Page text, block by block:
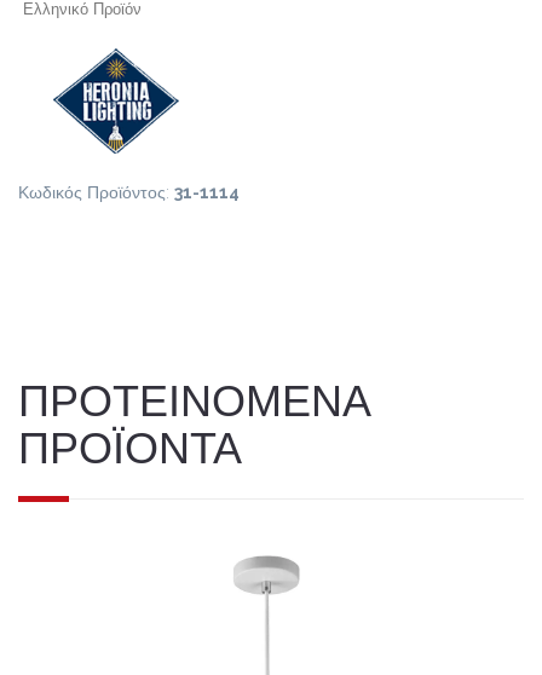
Ελληνικό Προϊόν
Κωδικός Προϊόντος: 31-1114
ΠΡΟΤΕΙΝΟΜΕΝΑ
ΠΡΟΪΟΝΤΑ